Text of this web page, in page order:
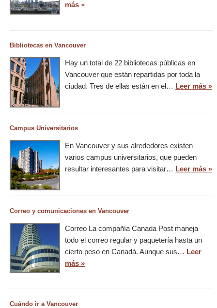
más »
Bibliotecas en Vancouver
Hay un total de 22 bibliotecas públicas en
Vancouver que están repartidas por toda la
ciudad. Tres de ellas están en el… Leer más »
Campus Universitarios
En Vancouver y sus alrededores existen
varios campus universitarios, que pueden
resultar interesantes para visitar… Leer más »
Correo y comunicaciones en Vancouver
Correo La compañía Canada Post maneja
todo el correo regular y paquetería hasta un
cierto peso en Canadá. Aunque sus… Leer
más »
Cuándo ir a Vancouver